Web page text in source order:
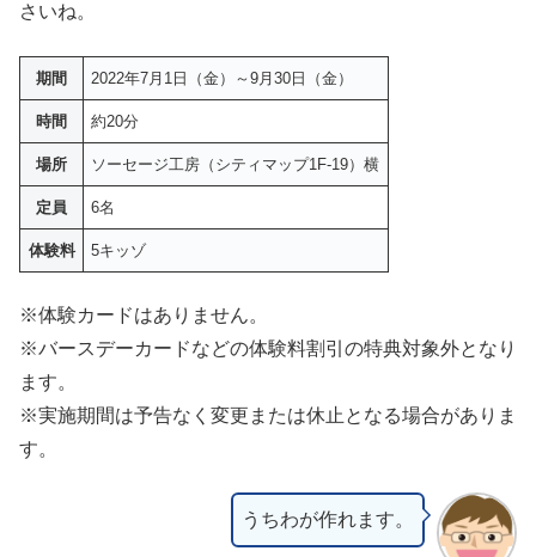
さいね。
期間 2022年7月1日（金）～9月30日（金）
時間 約20分
場所 ソーセージ工房（シティマップ1F-19）横
定員 6名
体験料 5キッゾ
※体験カードはありません。
※バースデーカードなどの体験料割引の特典対象外となり
ます。
※実施期間は予告なく変更または休止となる場合がありま
す。
うちわが作れます。